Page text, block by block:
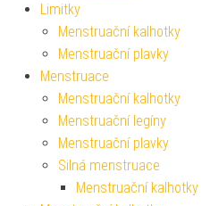
Limitky
Menstruační kalhotky
Menstruační plavky
Menstruace
Menstruační kalhotky
Menstruační legíny
Menstruační plavky
Silná menstruace
Menstruační kalhotky